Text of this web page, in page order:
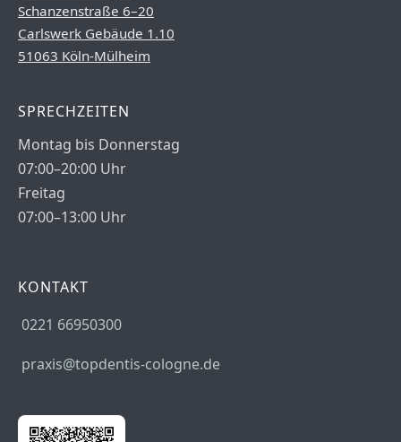
Schanzenstraße 6–20
Carlswerk Gebäude 1.10
51063 Köln-Mülheim
SPRECHZEITEN
Montag bis Donnerstag
07:00–20:00 Uhr
Freitag
07:00–13:00 Uhr
KONTAKT
0221 66950300
praxis@topdentis-cologne.de